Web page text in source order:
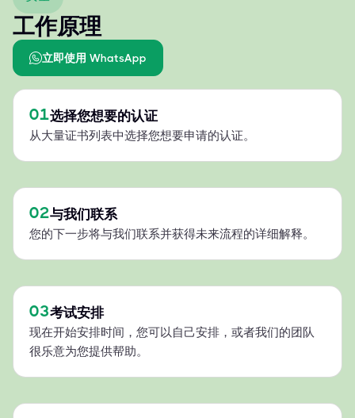
工作原理
立即使用 WhatsApp
01选择您想要的认证
从大量证书列表中选择您想要申请的认证。
02与我们联系
您的下一步将与我们联系并获得未来流程的详细解释。
03考试安排
现在开始安排时间，您可以自己安排，或者我们的团队
很乐意为您提供帮助。